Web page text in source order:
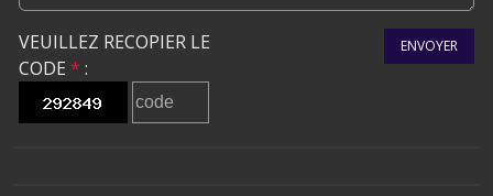
VEUILLEZ RECOPIER LE
CODE * :
ENVOYER